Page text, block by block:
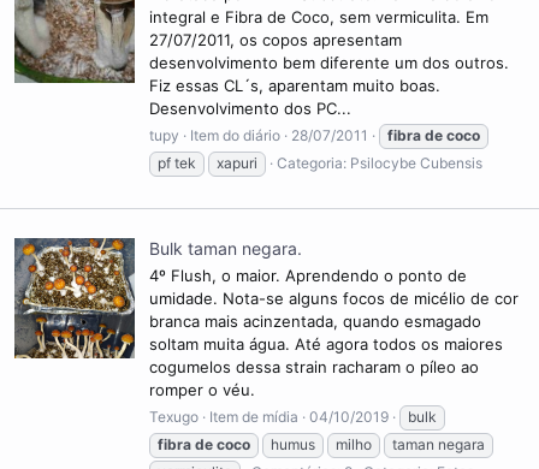
integral e Fibra de Coco, sem vermiculita. Em
27/07/2011, os copos apresentam
desenvolvimento bem diferente um dos outros.
Fiz essas CL´s, aparentam muito boas.
Desenvolvimento dos PC...
tupy Item do diário 28/07/2011 fibra de coco
pf tek
xapuri Categoria: Psilocybe Cubensis
Bulk taman negara.
4º Flush, o maior. Aprendendo o ponto de
umidade. Nota-se alguns focos de micélio de cor
branca mais acinzentada, quando esmagado
soltam muita água. Até agora todos os maiores
cogumelos dessa strain racharam o píleo ao
romper o véu.
Texugo Item de mídia 04/10/2019
bulk
fibra de coco humus milho
taman negara